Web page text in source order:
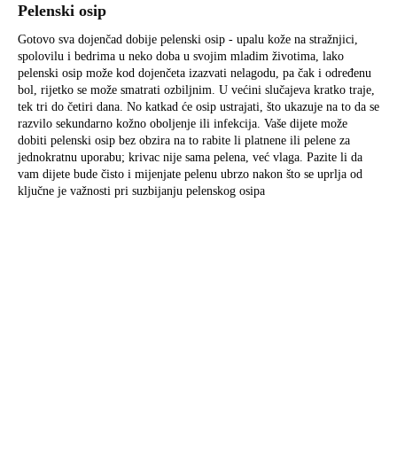
Pelenski osip
Gotovo sva dojenčad dobije pelenski osip - upalu kože na stražnjici,
spolovilu i bedrima u neko doba u svojim mladim životima, lako
pelenski osip može kod dojenčeta izazvati nelagodu, pa čak i određenu
bol, rijetko se može smatrati ozbiljnim. U većini slučajeva kratko traje,
tek tri do četiri dana. No katkad će osip ustrajati, što ukazuje na to da se
razvilo sekundarno kožno oboljenje ili infekcija. Vaše dijete može
dobiti pelenski osip bez obzira na to rabite li platnene ili pelene za
jednokratnu uporabu; krivac nije sama pelena, već vlaga. Pazite li da
vam dijete bude čisto i mijenjate pelenu ubrzo nakon što se uprlja od
ključne je važnosti pri suzbijanju pelenskog osipa